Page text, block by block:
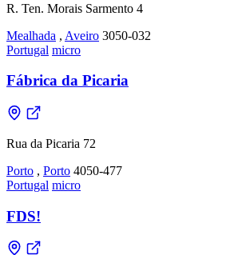
R. Ten. Morais Sarmento 4
Mealhada , Aveiro 3050-032
Portugal micro
Fábrica da Picaria
Rua da Picaria 72
Porto , Porto 4050-477
Portugal micro
FDS!